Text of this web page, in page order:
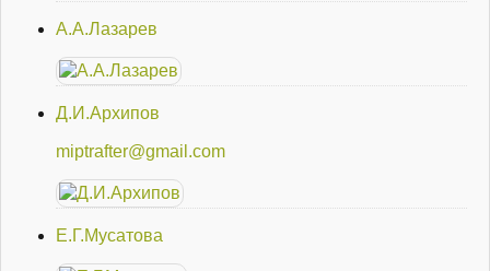
А.А.Лазарев
Д.И.Архипов
miptrafter@gmail.com
Е.Г.Мусатова